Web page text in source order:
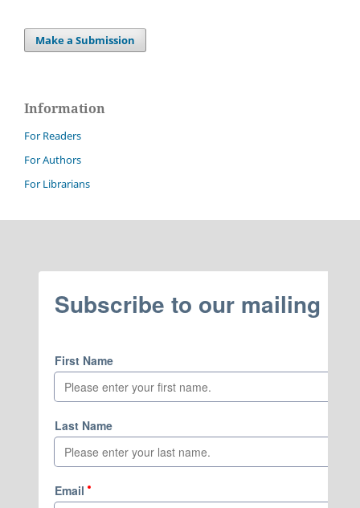
Make a Submission
Information
For Readers
For Authors
For Librarians